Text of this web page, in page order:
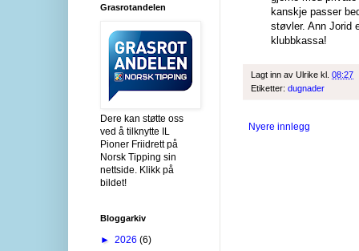
kanskje passer
støvler. Ann Jorid
klubbkassa!
Lagt inn av Ulrike kl. 08:27
Etiketter: dugnader
Nyere innlegg
Grasrotandelen
Dere kan støtte oss
ved å tilknytte IL
Pioner Friidrett på
Norsk Tipping sin
nettside. Klikk på
bildet!
Bloggarkiv
► 2026 (6)